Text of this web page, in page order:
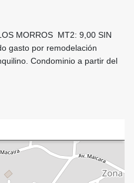
MORROS MT2: 9,00 SIN
gasto por remodelación
Condominio a partir del